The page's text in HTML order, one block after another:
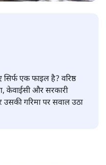
एक फाइल है? वरिष्ठ
केवाईसी और सरकारी
गरिमा पर सवाल उठा